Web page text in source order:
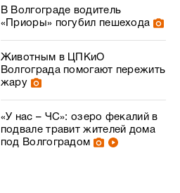
В Волгограде водитель
«Приоры» погубил пешехода
Животным в ЦПКиО
Волгограда помогают пережить
жару
«У нас – ЧС»: озеро фекалий в
подвале травит жителей дома
под Волгоградом